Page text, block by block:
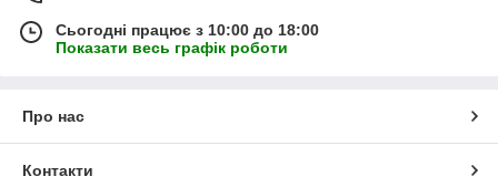
Сьогодні працює з 10:00 до 18:00
Показати весь графік роботи
Про нас
Контакти